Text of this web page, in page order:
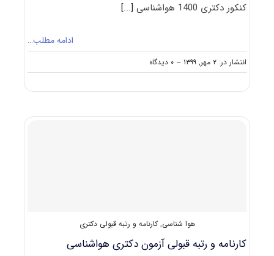
کنکور دکتری 1400 هواشناسی
[...]
ادامه مطلب…
انتشار در: ۲ مهر, ۱۳۹۹ -- ۰ دیدگاه
on
دانلود
۱۴۰۰
هوا شناسی,کارنامه و رتبه قبولی دکتری
کارنامه و رتبه قبولی آزمون دکتری هواشناسی